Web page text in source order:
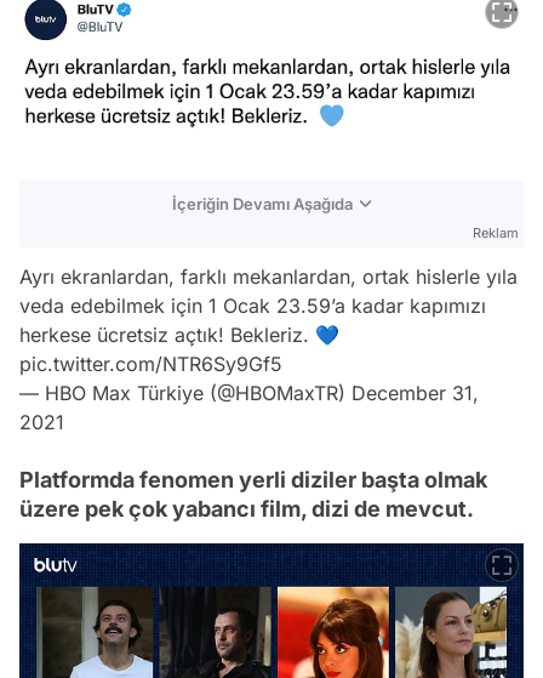
İçeriğin Devamı Aşağıda
Reklam
Ayrı ekranlardan, farklı mekanlardan, ortak hislerle yıla
veda edebilmek için 1 Ocak 23.59’a kadar kapımızı
herkese ücretsiz açtık! Bekleriz. 💙
pic.twitter.com/NTR6Sy9Gf5
— HBO Max Türkiye (@HBOMaxTR) December 31,
2021
Platformda fenomen yerli diziler başta olmak
üzere pek çok yabancı film, dizi de mevcut.